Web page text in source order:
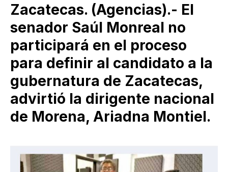
Zacatecas. (Agencias).- El
senador Saúl Monreal no
participará en el proceso
para definir al candidato a la
gubernatura de Zacatecas,
advirtió la dirigente nacional
de Morena, Ariadna Montiel.